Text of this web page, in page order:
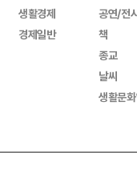
생활경제
경제일반
공연/전
책
종교
날씨
생활문